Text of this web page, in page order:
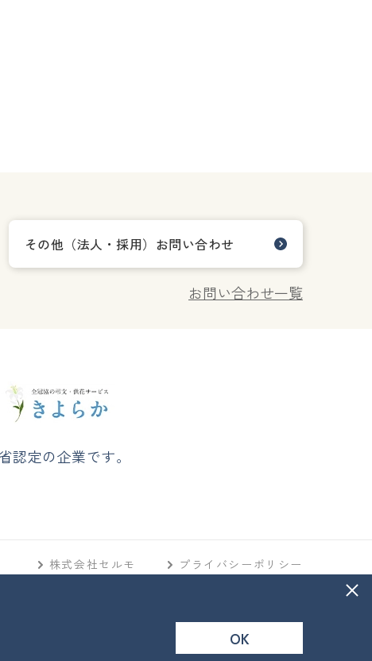
その他（法人・採用）お問い合わせ
お問い合わせ一覧
認定の企業です。
株式会社セルモ プライバシーポリシー
OK